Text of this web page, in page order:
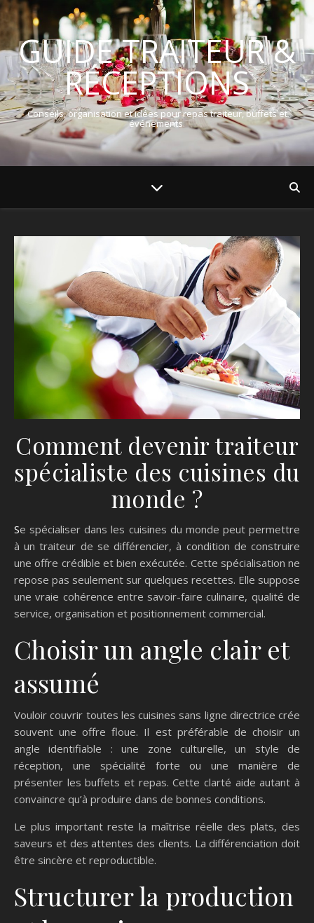
GUIDE TRAITEUR &
RÉCEPTIONS
Conseils, organisation et idées pour repas traiteur, buffets et
événements.
Comment devenir traiteur
spécialiste des cuisines du
monde ?
Se spécialiser dans les cuisines du monde peut permettre
à un traiteur de se différencier, à condition de construire
une offre crédible et bien exécutée. Cette spécialisation ne
repose pas seulement sur quelques recettes. Elle suppose
une vraie cohérence entre savoir-faire culinaire, qualité de
service, organisation et positionnement commercial.
Choisir un angle clair et
assumé
Vouloir couvrir toutes les cuisines sans ligne directrice crée
souvent une offre floue. Il est préférable de choisir un
angle identifiable : une zone culturelle, un style de
réception, une spécialité forte ou une manière de
présenter les buffets et repas. Cette clarté aide autant à
convaincre qu’à produire dans de bonnes conditions.
Le plus important reste la maîtrise réelle des plats, des
saveurs et des attentes des clients. La différenciation doit
être sincère et reproductible.
Structurer la production